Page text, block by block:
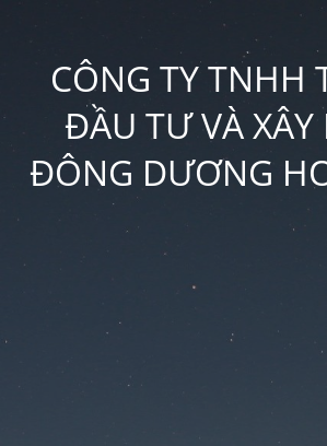
CÔNG TY TNHH
ĐẦU TƯ VÀ
ĐÔNG DƯƠNG